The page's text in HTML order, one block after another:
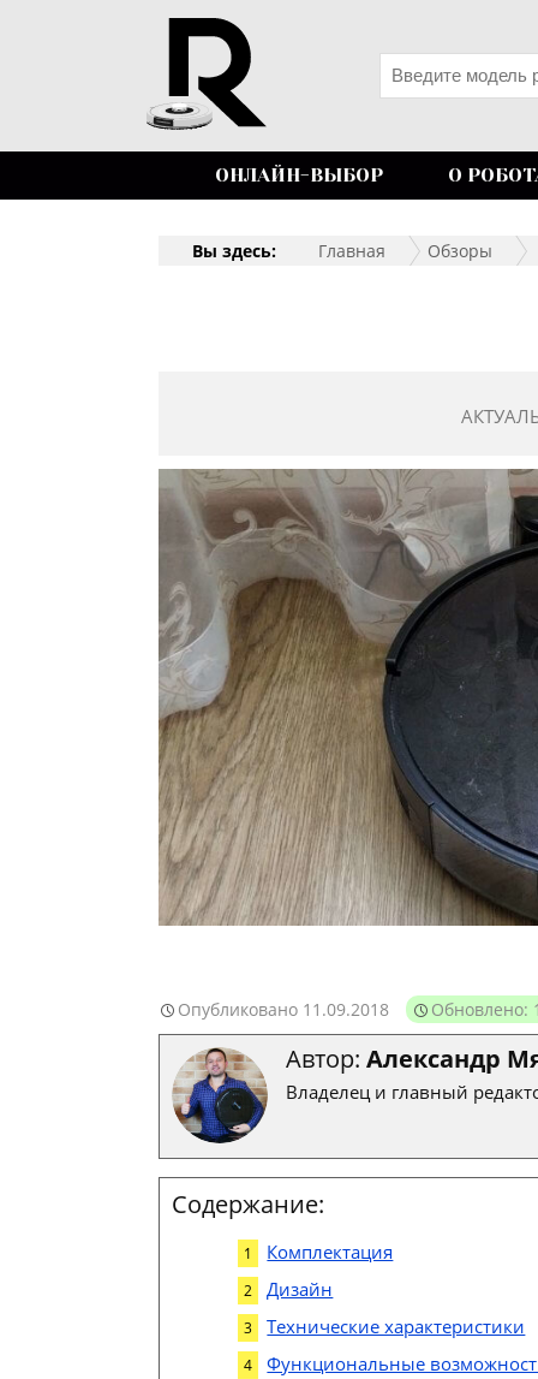
ОНЛАЙН-ВЫБОР О
Вы здесь: Главная Обзоры
Опубликовано 11.09.2018 Обновлено:
Автор: Александр
Владелец и главный
Содержание:
Комплектация
Дизайн
Технические характеристики
Функциональные